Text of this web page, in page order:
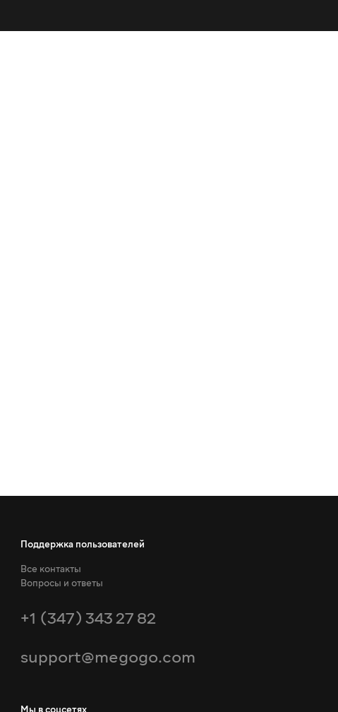
Поддержка пользователей
Все контакты
Вопросы и ответы
+1 (347) 343 27 82
support@megogo.com